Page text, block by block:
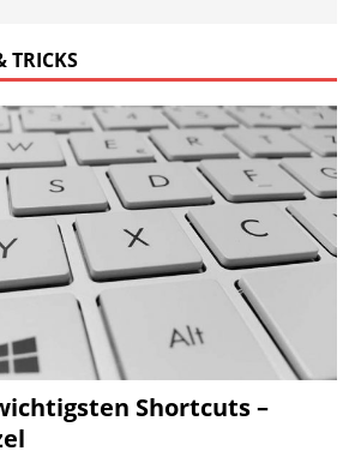
TRICKS
Shortcuts –